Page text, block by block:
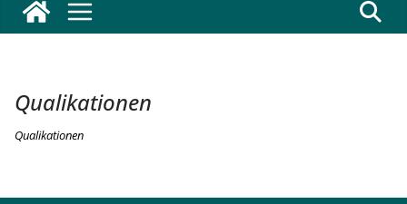
Qualikationen
Qualikationen